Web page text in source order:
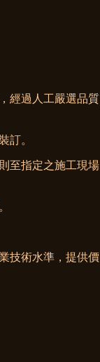
經過人工嚴選品質
訂。
至指定之施工現場
技術水準，提供價